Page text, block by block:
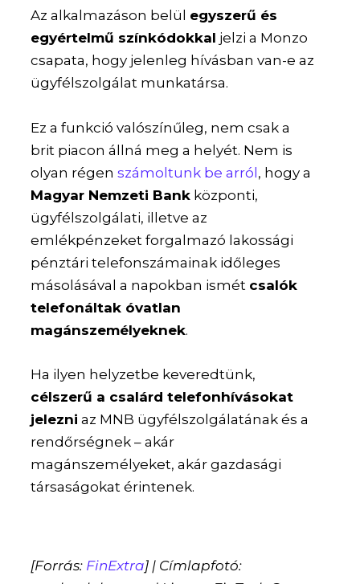
Az alkalmazáson belül egyszerű és
egyértelmű színkódokkal jelzi a Monzo
csapata, hogy jelenleg hívásban van-e az
ügyfélszolgálat munkatársa.
Ez a funkció valószínűleg, nem csak a
brit piacon állná meg a helyét. Nem is
olyan régenszámoltunk be arról, hogy a
Magyar Nemzeti Bank központi,
ügyfélszolgálati, illetve az
emlékpénzeket forgalmazó lakossági
pénztári telefonszámainak időleges
másolásával a napokban ismét csalók
telefonáltak óvatlan
magánszemélyeknek.
Ha ilyen helyzetbe keveredtünk,
célszerű a csalárd telefonhívásokat
jelezni az MNB ügyfélszolgálatának és a
rendőrségnek – akár
magánszemélyeket, akár gazdasági
társaságokat érintenek.
[Forrás: FinExtra] | Címlapfotó: